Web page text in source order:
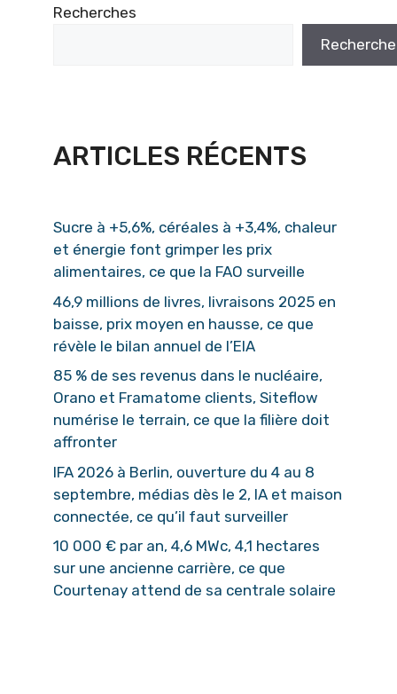
Recherches
ARTICLES RÉCENTS
Sucre à +5,6%, céréales à +3,4%, chaleur
et énergie font grimper les prix
alimentaires, ce que la FAO surveille
46,9 millions de livres, livraisons 2025 en
baisse, prix moyen en hausse, ce que
révèle le bilan annuel de l’EIA
85 % de ses revenus dans le nucléaire,
Orano et Framatome clients, Siteflow
numérise le terrain, ce que la filière doit
affronter
IFA 2026 à Berlin, ouverture du 4 au 8
septembre, médias dès le 2, IA et maison
connectée, ce qu’il faut surveiller
10 000 € par an, 4,6 MWc, 4,1 hectares
sur une ancienne carrière, ce que
Courtenay attend de sa centrale solaire